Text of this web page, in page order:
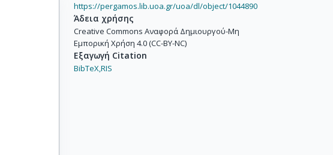
https://pergamos.lib.uoa.gr/uoa/dl/object/1044890
Άδεια χρήσης
Creative Commons Αναφορά Δημιουργού-Μη
Εμπορική Χρήση 4.0 (CC-BY-NC)
Εξαγωγή Citation
BibTeX,RIS